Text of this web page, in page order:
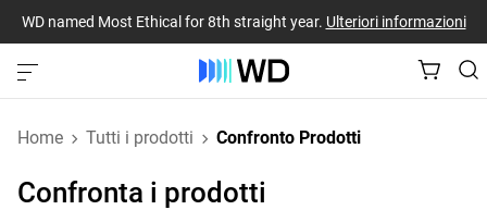
WD named Most Ethical for 8th straight year. Ulteriori informazioni
Home Tutti i prodotti Confronto Prodotti
Confronta i prodotti